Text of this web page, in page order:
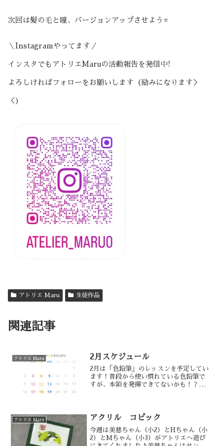
次回は髪の毛と瞳、バージョンアップさせよう⭐️
＼Instagramやってます／
インスタでもアトリエMaruの活動報告を発信中!
よろしければフォローをお願いします（励みになります＞
＜）
アトリエ Maru 生徒作品
関連記事
アトリエ Maru 2月スケジュール
2月は「色鉛筆」のレッスンを予定してい
ます！普段から使い慣れている色鉛筆で
すが、本領を発揮できてないかも！？描
子がいて彼女の絵から色...
アトリエ Maru アクリル コピック
今週は美慈ちゃん（小2）とHちゃん（小
2）とMちゃん（小3）がアトリエへ遊び